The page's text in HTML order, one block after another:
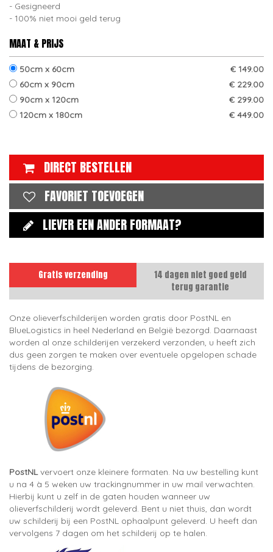
Gesigneerd
100% niet mooi geld terug
MAAT & PRIJS
50cm x 60cm
€ 149.00
60cm x 90cm
€ 229.00
90cm x 120cm
€ 299.00
120cm x 180cm
€ 449.00
DIRECT BESTELLEN
FAVORIET TOEVOEGEN
LIEVER EEN ANDER FORMAAT?
Gratis verzending
14 dagen niet goed geld
terug garantie
Onze olieverfschilderijen worden gratis door PostNL en
BlueLogistics in heel Nederland en België bezorgd. Daarnaast
worden al onze schilderijen verzekerd verzonden, u heeft zich
dus geen zorgen te maken over eventuele opgelopen schade
tijdens de bezorging.
PostNLvervoert onze kleinere formaten. Na uw bestelling kunt
u na 4 à 5 weken uw trackingnummer in uw mail verwachten.
Hierbij kunt u zelf in de gaten houden wanneer uw
olieverfschilderij wordt geleverd. Bent u niet thuis, dan wordt
uw schilderij bij een PostNL ophaalpunt geleverd. U heeft dan
vervolgens 7 dagen om het schilderij op te halen.